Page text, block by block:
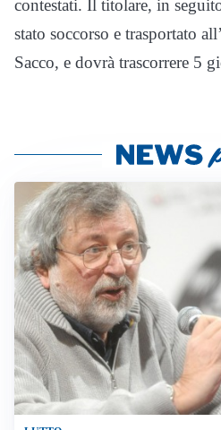
contestati. Il titolare, in
stato soccorso e trasportato
Sacco, e dovrà trascorrere 5